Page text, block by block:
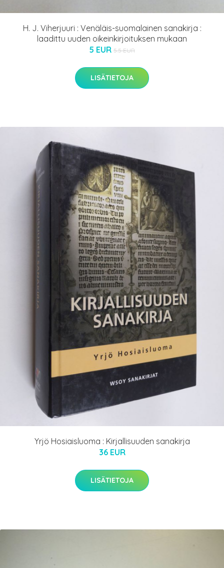
H. J. Viherjuuri : Venäläis-suomalainen sanakirja :
laadittu uuden oikeinkirjoituksen mukaan
5 EUR 5.5 EUR
LISÄTIETOJA
Yrjö Hosiaisluoma : Kirjallisuuden sanakirja
36 EUR
LISÄTIETOJA